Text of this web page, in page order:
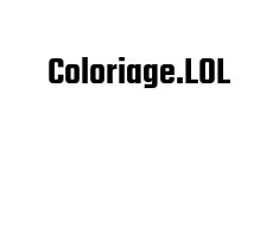
Coloriage.LOL